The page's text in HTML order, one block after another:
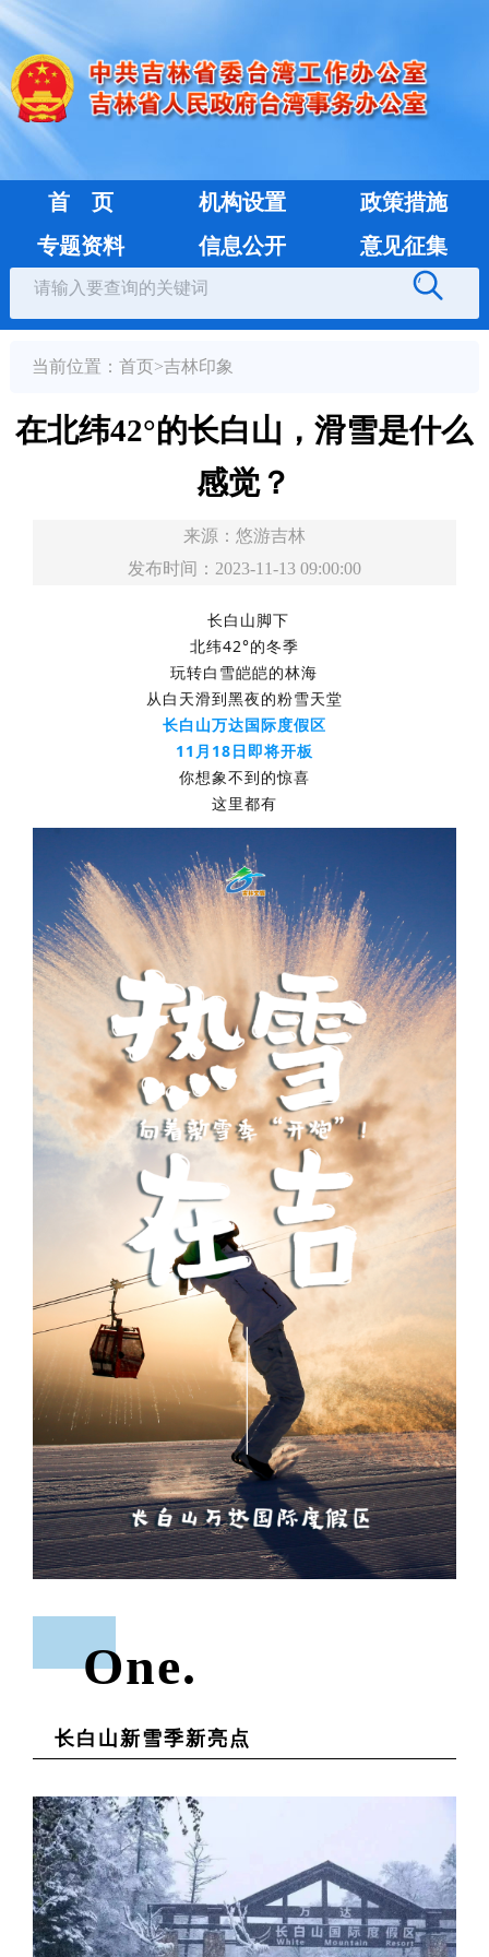
首 页 机构设置
政策措施
专题资料
信息公开 意见征集
当前位置： 首页>吉林印象
在北纬42°的长白山，滑雪是什么
感觉？
来源： 悠游吉林
发布时间：2023-11-13 09:00:00
长白山脚下
北纬42°的冬季
玩转白雪皑皑的林海
从白天滑到黑夜的粉雪天堂
长白山万达国际度假区
11月18日即将开板
你想象不到的惊喜
这里都有
One.
长白山新雪季新亮点